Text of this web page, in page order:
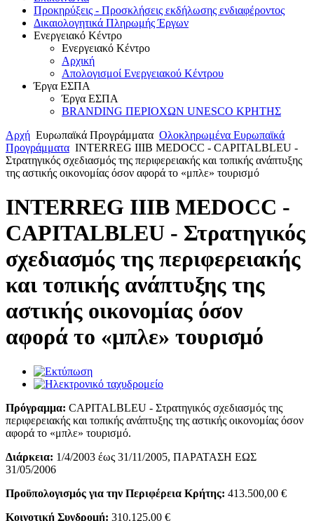
Προκηρύξεις - Προσκλήσεις εκδήλωσης ενδιαφέροντος
Δικαιολογητικά Πληρωμής Έργων
Ενεργειακό Κέντρο
Ενεργειακό Κέντρο
Αρχική
Απολογισμοί Ενεργειακού Κέντρου
Έργα ΕΣΠΑ
Έργα ΕΣΠΑ
BRANDING ΠΕΡΙΟΧΩΝ UNESCO ΚΡΗΤΗΣ
Αρχή Ευρωπαϊκά Προγράμματα Ολοκληρωμένα Ευρωπαϊκά
Προγράμματα INTERREG IIIB MEDOCC - CAPITALBLEU -
Στρατηγικός σχεδιασμός της περιφερειακής και τοπικής ανάπτυξης
της αστικής οικονομίας όσον αφορά το «μπλε» τουρισμό
INTERREG IIIB MEDOCC -
CAPITALBLEU - Στρατηγικός
σχεδιασμός της περιφερειακής
και τοπικής ανάπτυξης της
αστικής οικονομίας όσον
αφορά το «μπλε» τουρισμό
Πρόγραμμα: CAPITALBLEU - Στρατηγικός σχεδιασμός της
περιφερειακής και τοπικής ανάπτυξης της αστικής οικονομίας όσον
αφορά το «μπλε» τουρισμό.
Διάρκεια: 1/4/2003 έως 31/11/2005, ΠΑΡΑΤΑΣΗ ΕΩΣ
31/05/2006
Προϋπολογισμός για την Περιφέρεια Κρήτης: 413.500,00 €
Κοινοτική Συνδρομή: 310.125,00 €